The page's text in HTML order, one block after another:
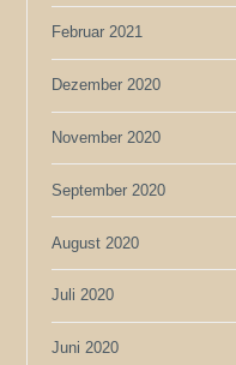
Februar 2021
Dezember 2020
November 2020
September 2020
August 2020
Juli 2020
Juni 2020